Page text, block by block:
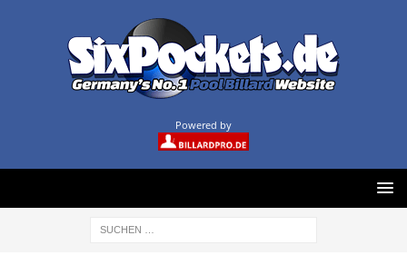
Powered by